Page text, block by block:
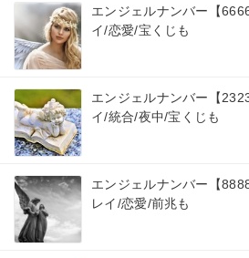
エンジェルナンバー【
イ/恋愛/宝くじも
エンジェルナンバー【
イ/統合/夜中/宝くじも
エンジェルナンバー【
レイ/恋愛/前兆も